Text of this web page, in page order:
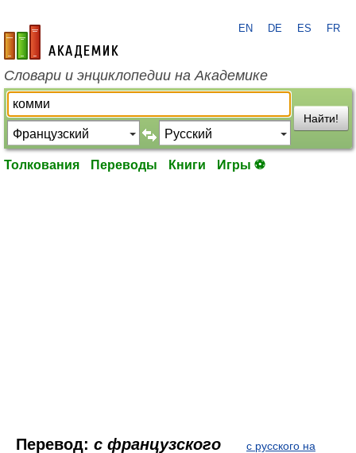
academic.ru
EN DE ES FR
Словари и энциклопедии на Академике
Найти!
Толкования Переводы Книги Игры ⚽
Перевод: с французского
с русского на